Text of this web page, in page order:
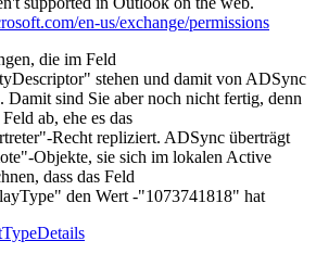
en-us/exchange/permissions
die im Feld
stehen und damit von ADSync
Damit sind Sie aber noch nicht fertig, denn
ab, ehe es das
Recht repliziert. ADSync überträgt
Objekte, sie sich im lokalen Active
dass das Feld
den Wert -"1073741818" hat